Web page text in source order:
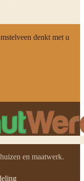
denkt met u
en maatwerk.